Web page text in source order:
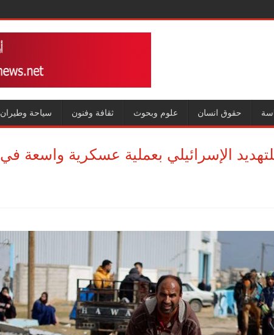
حقوق انسان علوم وبحوث ثقافة وفنون سياحة وطيران
الإسرائيلي بعملية عسكرية واسعة في